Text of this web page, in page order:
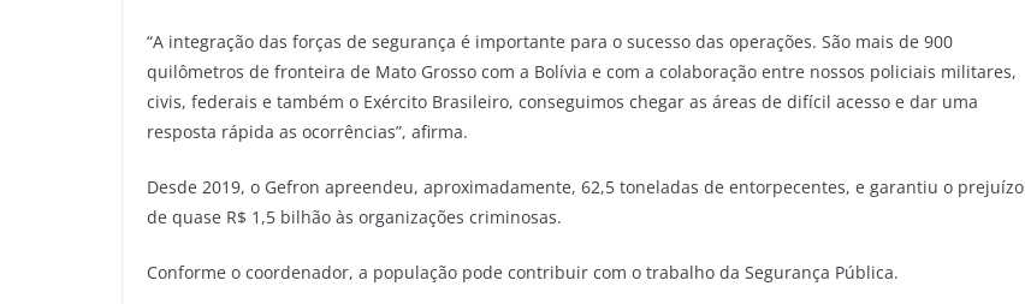
“A integração das forças de segurança é importante para o sucesso das operações. São mais de 900
quilômetros de fronteira de Mato Grosso com a Bolívia e com a colaboração entre nossos policiais militares,
civis, federais e também o Exército Brasileiro, conseguimos chegar as áreas de difícil acesso e dar uma
resposta rápida as ocorrências”, afirma.
Desde 2019, o Gefron apreendeu, aproximadamente, 62,5 toneladas de entorpecentes, e garantiu o prejuízo
de quase R$ 1,5 bilhão às organizações criminosas.
Conforme o coordenador, a população pode contribuir com o trabalho da Segurança Pública.